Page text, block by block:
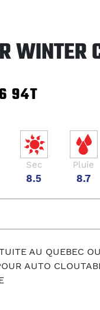
WINTER
94T
Sec
8.5
Pluie
8.7
AU QUEBEC
AUTO